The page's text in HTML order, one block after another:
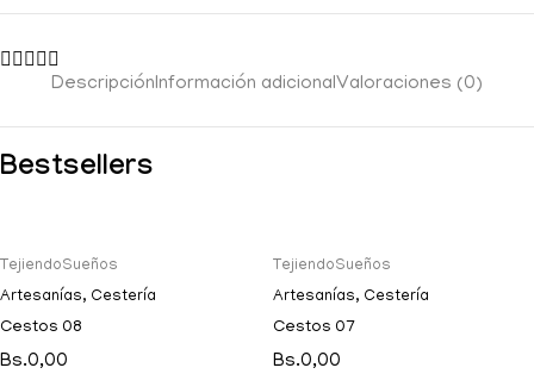
DescripciónInformación adicionalValoraciones (0)
Bestsellers
TejiendoSueños
Artesanías, Cestería
Cestos 08
Bs.0,00
TejiendoSueños
Artesanías, Cestería
Cestos 07
Bs.0,00